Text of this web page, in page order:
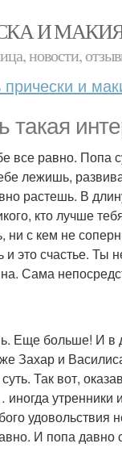
И
новости,
прически и
такая
все равно. Попа
лежишь,
растешь. В
кто лучше
с кем не
это счастье. Ты
Сама
Еще больше! И в
Захар и
Так вот,
утренники
удовольствия
И попа